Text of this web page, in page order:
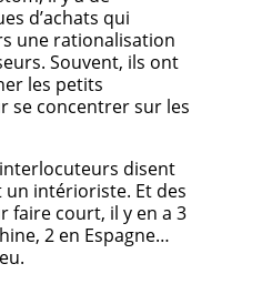
d’achats qui
une rationalisation
Souvent, ils ont
les petits
se concentrer sur les
disent
un intérioriste. Et des
faire court, il y en a 3
2 en Espagne…